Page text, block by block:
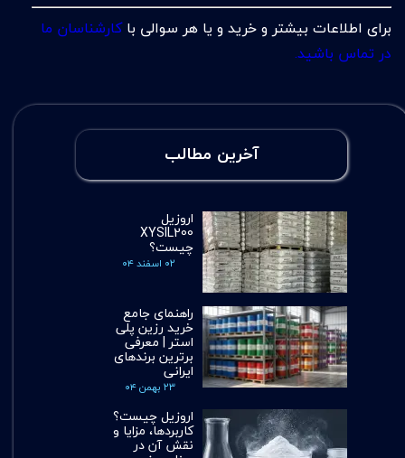
برای اطلاعات بیشتر و خرید و یا هر سوالی باکارشناسان ما
در تماس باشید.
آخرین مطالب
اروزیل
XYSIL200
چیست؟
۰۲ اسفند ۰۴
راهنمای جامع
خرید رزین پلی
استر | معرفی
برترین برندهای
ایرانی
۲۳ بهمن ۰۴
اروزیل چیست؟
کاربردها، مزایا و
نقش آن در